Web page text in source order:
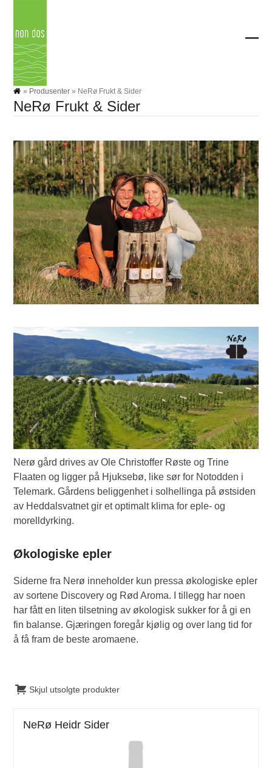
content
» Produsenter » NeRø Frukt & Sider
NeRø Frukt & Sider
Nerø gård drives av Ole Christoffer Røste og Trine
Flaaten og ligger på Hjuksebø, like sør for Notodden i
Telemark. Gårdens beliggenhet i solhellinga på østsiden
av Heddalsvatnet gir et optimalt klima for eple- og
morelldyrking.
Økologiske epler
Siderne fra Nerø inneholder kun pressa økologiske epler
av sortene Discovery og Rød Aroma. I tillegg har noen
har fått en liten tilsetning av økologisk sukker for å gi en
fin balanse. Gjæringen foregår kjølig og over lang tid for
å få fram de beste aromaene.
Skjul utsolgte produkter
NeRø Heidr Sider